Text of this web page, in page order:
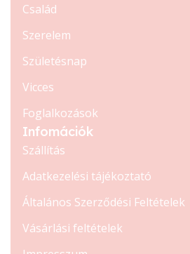
Család
Szerelem
Születésnap
Vicces
Foglalkozások
Infomációk
Szállítás
Adatkezelési tájékoztató
Általános Szerződési Feltételek
Vásárlási feltételek